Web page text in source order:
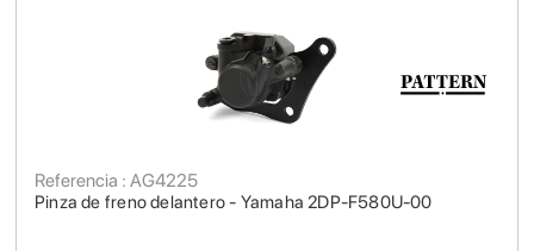
Pinza de freno delantero - Yamaha 2DP-F580U-00
Referencia : AG4225